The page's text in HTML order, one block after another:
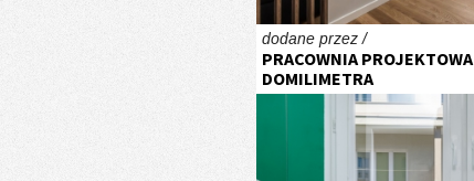
dodane przez /
PRACOWNIA PROJEKTOWA
DOMILIMETRA